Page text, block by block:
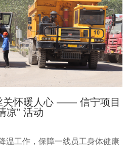
关怀暖人心 —— 信宁项目
凉” 活动
温工作，保障一线员工身体健康